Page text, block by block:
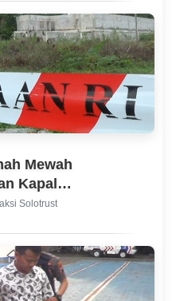
Mewah
Kapal
Solotrust